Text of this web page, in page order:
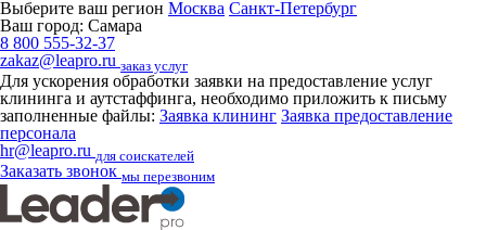
Выберите ваш регион Москва Санкт-Петербург
Ваш город: Самара
8 800 555-32-37
zakaz@leapro.ru заказ услуг
Для ускорения обработки заявки на предоставление услуг
клининга и аутстаффинга, необходимо приложить к письму
заполненные файлы: Заявка клининг Заявка предоставление
персонала
hr@leapro.ru для соискателей
Заказать звонок мы перезвоним